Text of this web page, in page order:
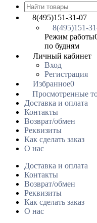
8(495)151-31-07
8(495)151-
Режим работы
по будням
Личный кабинет
Вход
Регистрация
Избранное0
Просмотренные
Доставка и оплата
Контакты
Возврат/обмен
Реквизиты
Как сделать заказ
О нас
Доставка и оплата
Контакты
Возврат/обмен
Реквизиты
Как сделать заказ
О нас